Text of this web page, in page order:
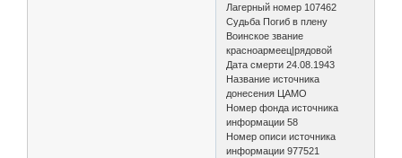
Лагерный номер 107462
Судьба Погиб в плену
Воинское звание
красноармеец|рядовой
Дата смерти 24.08.1943
Название источника
донесения ЦАМО
Номер фонда источника
информации 58
Номер описи источника
информации 977521